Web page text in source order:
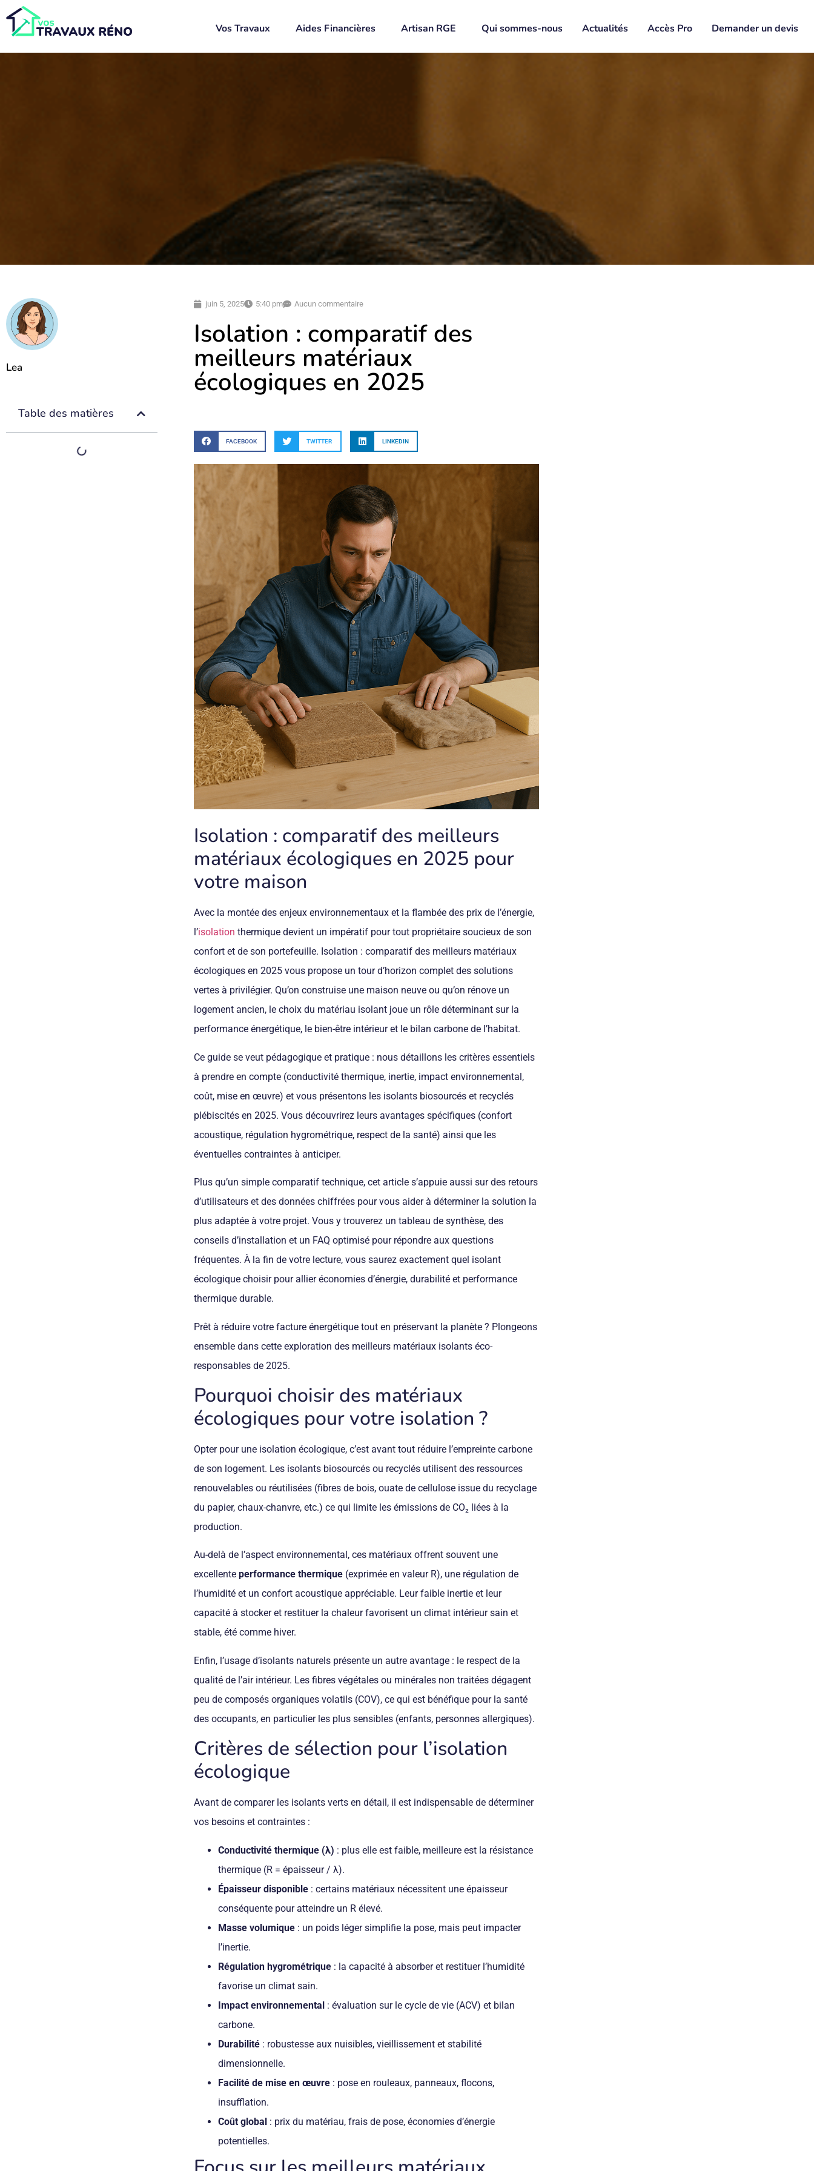
Vos Travaux Aides Financières Artisan RGE Qui sommes-nous Actualités Accès Pro Demander un devis
Lea
Table des matières
juin 5, 2025 5:40 pm Aucun commentaire
Isolation : comparatif des
meilleurs matériaux
écologiques en 2025
FACEBOOK TWITTER LINKEDIN
Isolation : comparatif des meilleurs
matériaux écologiques en 2025 pour
votre maison
Avec la montée des enjeux environnementaux et la flambée des prix de l’énergie,
l’isolation thermique devient un impératif pour tout propriétaire soucieux de son
confort et de son portefeuille. Isolation : comparatif des meilleurs matériaux
écologiques en 2025 vous propose un tour d’horizon complet des solutions
vertes à privilégier. Qu’on construise une maison neuve ou qu’on rénove un
logement ancien, le choix du matériau isolant joue un rôle déterminant sur la
performance énergétique, le bien-être intérieur et le bilan carbone de l’habitat.
Ce guide se veut pédagogique et pratique : nous détaillons les critères essentiels
à prendre en compte (conductivité thermique, inertie, impact environnemental,
coût, mise en œuvre) et vous présentons les isolants biosourcés et recyclés
plébiscités en 2025. Vous découvrirez leurs avantages spécifiques (confort
acoustique, régulation hygrométrique, respect de la santé) ainsi que les
éventuelles contraintes à anticiper.
Plus qu’un simple comparatif technique, cet article s’appuie aussi sur des retours
d’utilisateurs et des données chiffrées pour vous aider à déterminer la solution la
plus adaptée à votre projet. Vous y trouverez un tableau de synthèse, des
conseils d’installation et un FAQ optimisé pour répondre aux questions
fréquentes. À la fin de votre lecture, vous saurez exactement quel isolant
écologique choisir pour allier économies d’énergie, durabilité et performance
thermique durable.
Prêt à réduire votre facture énergétique tout en préservant la planète ? Plongeons
ensemble dans cette exploration des meilleurs matériaux isolants éco-
responsables de 2025.
Pourquoi choisir des matériaux
écologiques pour votre isolation ?
Opter pour une isolation écologique, c’est avant tout réduire l’empreinte carbone
de son logement. Les isolants biosourcés ou recyclés utilisent des ressources
renouvelables ou réutilisées (fibres de bois, ouate de cellulose issue du recyclage
du papier, chaux-chanvre, etc.) ce qui limite les émissions de CO₂ liées à la
production.
Au-delà de l’aspect environnemental, ces matériaux offrent souvent une
excellente performance thermique (exprimée en valeur R), une régulation de
l’humidité et un confort acoustique appréciable. Leur faible inertie et leur
capacité à stocker et restituer la chaleur favorisent un climat intérieur sain et
stable, été comme hiver.
Enfin, l’usage d’isolants naturels présente un autre avantage : le respect de la
qualité de l’air intérieur. Les fibres végétales ou minérales non traitées dégagent
peu de composés organiques volatils (COV), ce qui est bénéfique pour la santé
des occupants, en particulier les plus sensibles (enfants, personnes allergiques).
Critères de sélection pour l’isolation
écologique
Avant de comparer les isolants verts en détail, il est indispensable de déterminer
vos besoins et contraintes :
Conductivité thermique (λ) : plus elle est faible, meilleure est la résistance
thermique (R = épaisseur / λ).
Épaisseur disponible : certains matériaux nécessitent une épaisseur
conséquente pour atteindre un R élevé.
Masse volumique : un poids léger simplifie la pose, mais peut impacter
l’inertie.
Régulation hygrométrique : la capacité à absorber et restituer l’humidité
favorise un climat sain.
Impact environnemental : évaluation sur le cycle de vie (ACV) et bilan
carbone.
Durabilité : robustesse aux nuisibles, vieillissement et stabilité
dimensionnelle.
Facilité de mise en œuvre : pose en rouleaux, panneaux, flocons,
insufflation.
Coût global : prix du matériau, frais de pose, économies d’énergie
potentielles.